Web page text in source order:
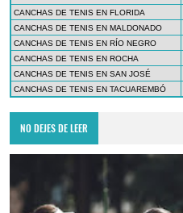
CANCHAS DE TENIS EN FLORIDA
CANCHAS DE TENIS EN MALDONADO
CANCHAS DE TENIS EN RÍO NEGRO
CANCHAS DE TENIS EN ROCHA
CANCHAS DE TENIS EN SAN JOSÉ
CANCHAS DE TENIS EN TACUAREMBÓ
NO DEJES DE LEER